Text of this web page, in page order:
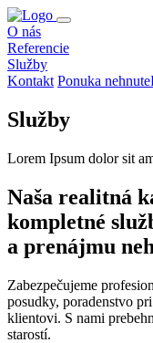
O nás
Referencie
Služby
Kontakt Ponuka
Služby
Lorem Ipsum dolor sit
Naša realitná
kompletné
a prenájmu
Zabezpečujeme
posudky, poradenstvo
klientovi. S nami
starostí.